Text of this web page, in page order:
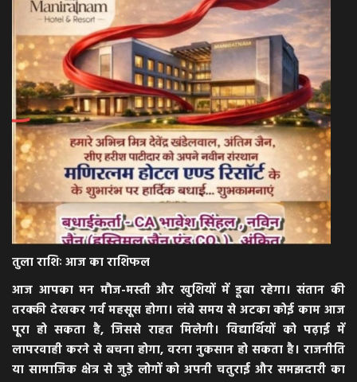
तुला राशिः आज का राशिफल
आज आपका मन मौज-मस्ती और खुशियों में डूबा रहेगा। संतान की
तरक्की देखकर गर्व महसूस होगा। लंबे समय से अटका कोई काम आज
पूरा हो सकता है, जिससे राहत मिलेगी। विद्यार्थियों को पढ़ाई में
लापरवाही करने से बचना होगा, वरना नुकसान हो सकता है। राजनीति
या सामाजिक क्षेत्र से जुड़े लोगों को अपनी चतुराई और समझदारी का